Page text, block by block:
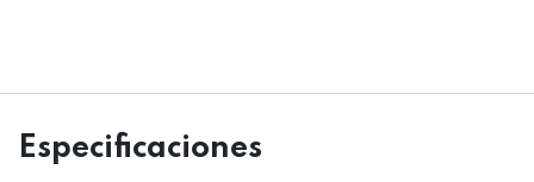
Especificaciones